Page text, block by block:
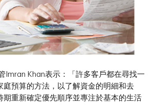
Imran Khan表示：「許多客戶都在尋找一
庭預算的方法，以了解資金的明細和去
期重新確定優先順序並專注於基本的生活